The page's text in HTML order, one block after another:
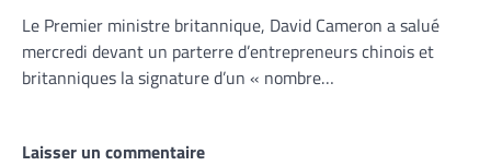
Le Premier ministre britannique, David Cameron a salué
mercredi devant un parterre d’entrepreneurs chinois et
britanniques la signature d’un « nombre…
Laisser un commentaire